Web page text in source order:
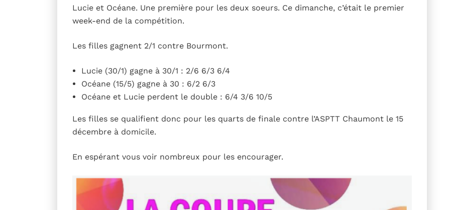
Lucie et Océane. Une première pour les deux soeurs. Ce dimanche, c’était le premier
week-end de la compétition.
Les filles gagnent 2/1 contre Bourmont.
Lucie (30/1) gagne à 30/1 : 2/6 6/3 6/4
Océane (15/5) gagne à 30 : 6/2 6/3
Océane et Lucie perdent le double : 6/4 3/6 10/5
Les filles se qualifient donc pour les quarts de finale contre l’ASPTT Chaumont le 15
décembre à domicile.
En espérant vous voir nombreux pour les encourager.